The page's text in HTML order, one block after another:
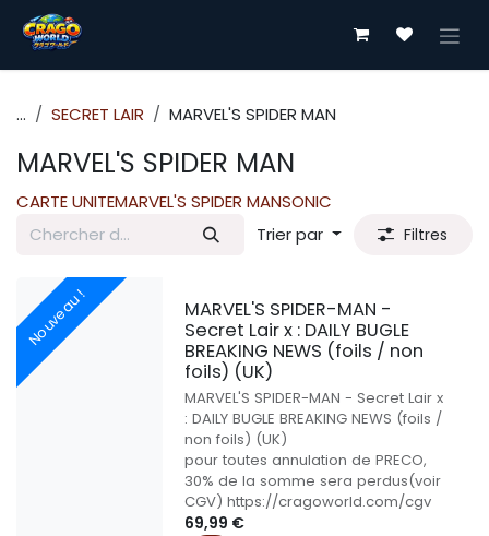
Se rendre au contenu
... SECRET LAIR MARVEL'S SPIDER MAN
MARVEL'S SPIDER MAN
CARTE UNITEMARVEL'S SPIDER MANSONIC
Trier par
Filtres
Nouveau !
MARVEL'S SPIDER-MAN -
Secret Lair x : DAILY BUGLE
BREAKING NEWS (foils / non
foils) (UK)
MARVEL'S SPIDER-MAN - Secret Lair x
: DAILY BUGLE BREAKING NEWS (foils /
non foils) (UK)
pour toutes annulation de PRECO,
30% de la somme sera perdus(voir
CGV) https://cragoworld.com/cgv
69,99 €